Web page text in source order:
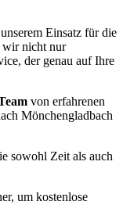
Einsatz für die
wir nicht nur
der genau auf Ihre
von erfahrenen
Mönchengladbach
sowohl Zeit als auch
um kostenlose